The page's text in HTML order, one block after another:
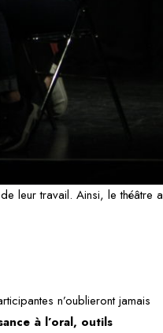
leur travail. Ainsi, le théâtre a
n’oublieront jamais
à l’oral, outils